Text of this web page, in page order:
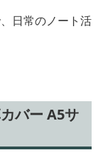
日常のノート活
バー A5サ